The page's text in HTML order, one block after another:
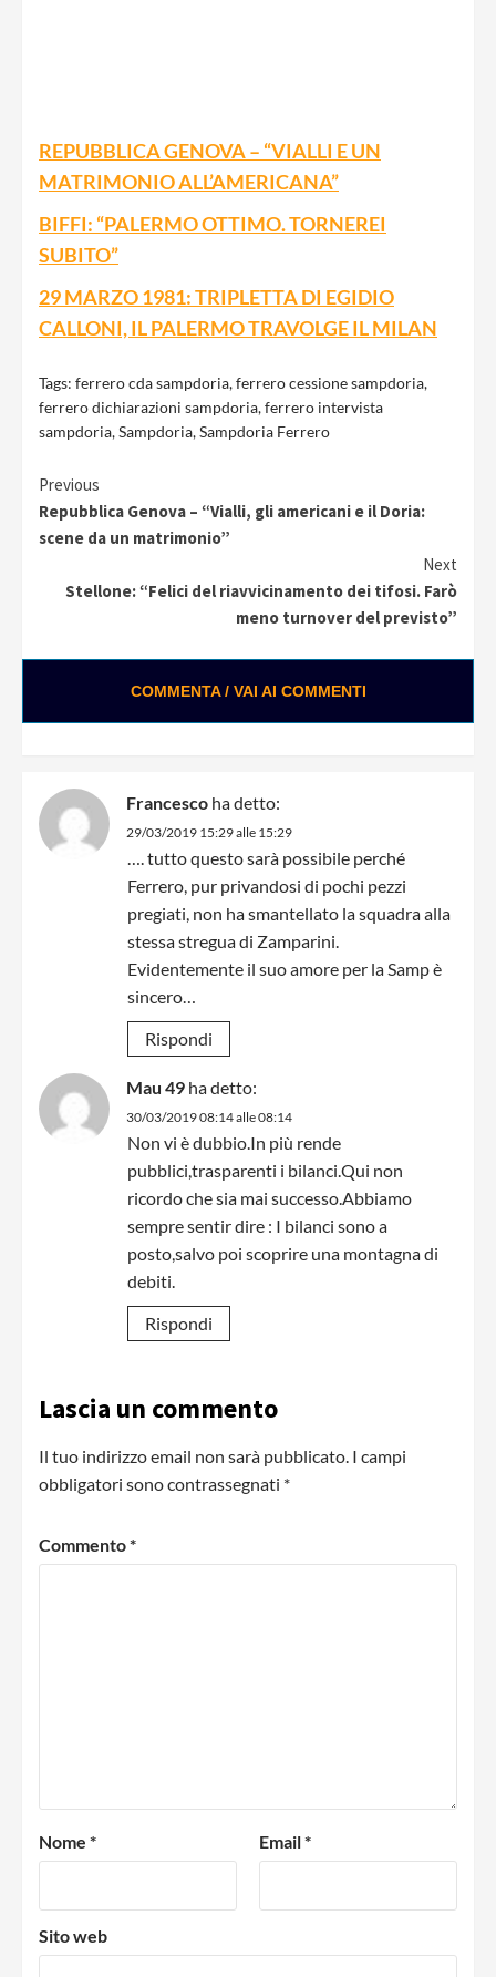
REPUBBLICA GENOVA – “VIALLI E UN
MATRIMONIO ALL’AMERICANA”
BIFFI: “PALERMO OTTIMO. TORNEREI
SUBITO”
29 MARZO 1981: TRIPLETTA DI EGIDIO
CALLONI, IL PALERMO TRAVOLGE IL MILAN
Tags: ferrero cda sampdoria,ferrero cessione sampdoria,
ferrero dichiarazioni sampdoria,ferrero intervista
sampdoria,Sampdoria,Sampdoria Ferrero
Continue
Reading
Previous
Repubblica Genova – “Vialli, gli americani e il Doria:
scene da un matrimonio”
Next
Stellone: “Felici del riavvicinamento dei tifosi. Farò
meno turnover del previsto”
COMMENTA / VAI AI COMMENTI
Francesco ha detto:
29/03/2019 15:29 alle 15:29
…. tutto questo sarà possibile perché
Ferrero, pur privandosi di pochi pezzi
pregiati, non ha smantellato la squadra alla
stessa stregua di Zamparini.
Evidentemente il suo amore per la Samp è
sincero…
Rispondi
Mau 49 ha detto:
30/03/2019 08:14 alle 08:14
Non vi è dubbio.In più rende
pubblici,trasparenti i bilanci.Qui non
ricordo che sia mai successo.Abbiamo
sempre sentir dire : I bilanci sono a
posto,salvo poi scoprire una montagna di
debiti.
Rispondi
Lascia un commento
Il tuo indirizzo email non sarà pubblicato. I campi
obbligatori sono contrassegnati *
Commento*
Nome * Email*
Sito web